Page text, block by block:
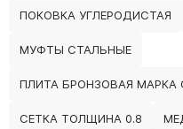
ПОКОВКА УГЛЕРОДИСТАЯ
МУФТЫ СТАЛЬНЫЕ
ПЛИТА БРОНЗОВАЯ МАРКА
СЕТКА ТОЛЩИНА 0.8